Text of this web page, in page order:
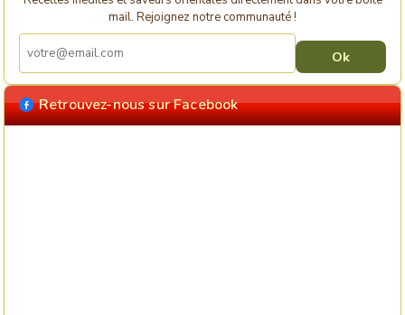
mail. Rejoignez notre communauté !
Retrouvez-nous sur Facebook